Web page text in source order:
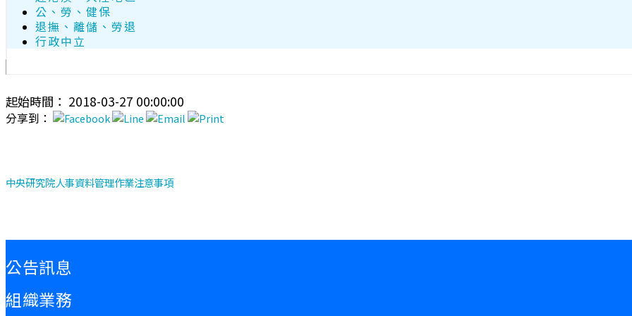
公、勞、健保
退撫、離儲、勞退
行政中立
起始時間： 2018-03-27 00:00:00
分享到：
中央研究院人事資料管理作業注意事項
公告訊息
組織業務